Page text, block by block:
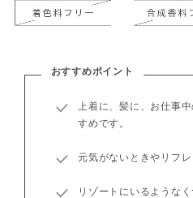
おすすめポイント
上着に、髪に、お仕事
すめです。
元気がないときやリフレ
リゾートにいるような